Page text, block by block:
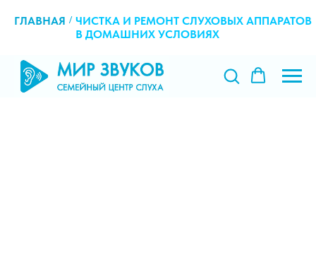
ГЛАВНАЯ / ЧИСТКА И РЕМОНТ СЛУХОВЫХ АППАРАТОВ
В ДОМАШНИХ УСЛОВИЯХ